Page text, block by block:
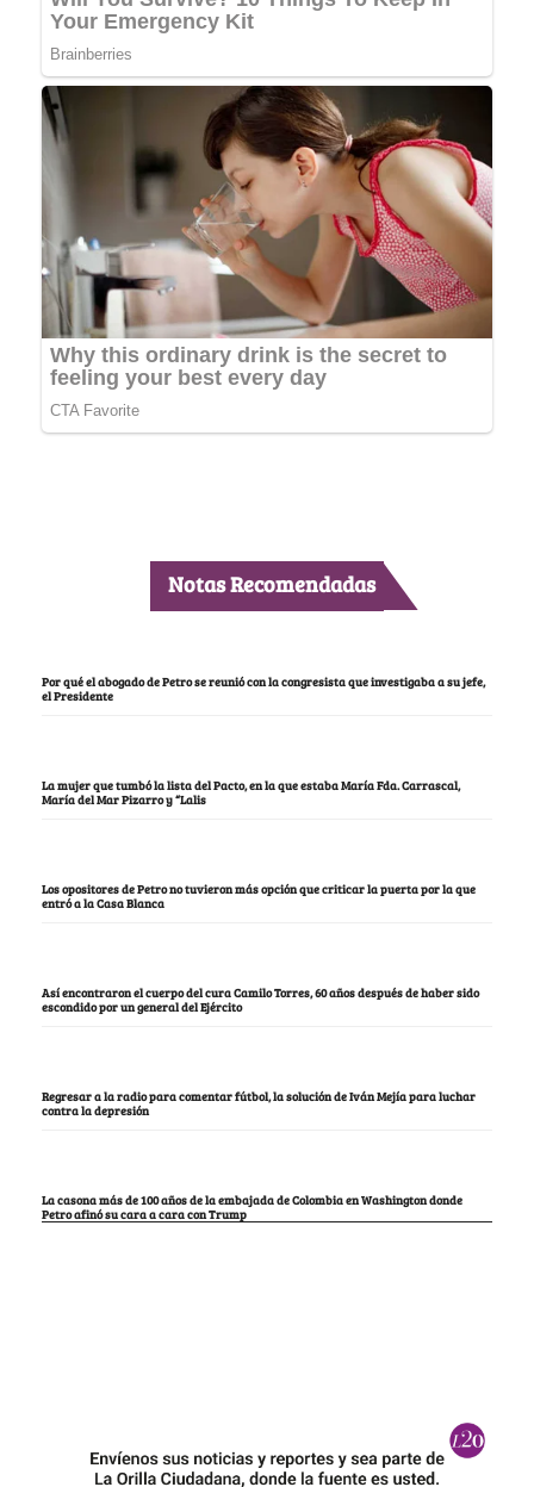
Notas Recomendadas
Por qué el abogado de Petro se reunió con la congresista que investigaba a su jefe,
el Presidente
La mujer que tumbó la lista del Pacto, en la que estaba María Fda. Carrascal,
María del Mar Pizarro y “Lalis
Los opositores de Petro no tuvieron más opción que criticar la puerta por la que
entró a la Casa Blanca
Así encontraron el cuerpo del cura Camilo Torres, 60 años después de haber sido
escondido por un general del Ejército
Regresar a la radio para comentar fútbol, la solución de Iván Mejía para luchar
contra la depresión
La casona más de 100 años de la embajada de Colombia en Washington donde
Petro afinó su cara a cara con Trump